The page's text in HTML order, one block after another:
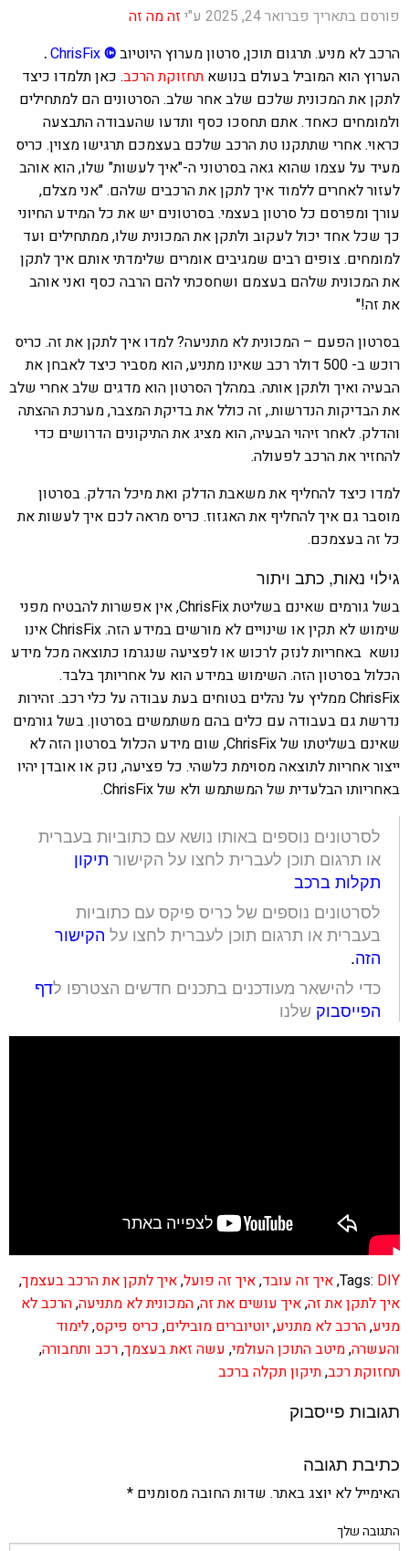
פורסם בתאריך פברואר 24, 2025 ע"י
זה מה זה
הרכב לא מניע. תרגום תוכן, סרטון מערוץ היוטיוב©
ChrisFix
.
הערוץ הוא המוביל בעולם בנושא תחזוקת הרכב. כאן תלמדו כיצד
לתקן את המכונית שלכם שלב אחר שלב. הסרטונים הם למתחילים
ולמומחים כאחד. אתם תחסכו כסף ותדעו שהעבודה התבצעה
כראוי. אחרי שתתקנו טת הרכב שלכם בעצמכם תרגישו מצוין. כריס
מעיד על עצמו שהוא גאה בסרטוני ה-"איך לעשות" שלו, הוא אוהב
לעזור לאחרים ללמוד איך לתקן את הרכבים שלהם. "אני מצלם,
עורך ומפרסם כל סרטון בעצמי. בסרטונים יש את כל המידע החיוני
כך שכל אחד יכול לעקוב ולתקן את המכונית שלו, ממתחילים ועד
למומחים. צופים רבים שמגיבים אומרים שלימדתי אותם איך לתקן
את המכונית שלהם בעצמם ושחסכתי להם הרבה כסף ואני אוהב
את זה!"
בסרטון הפעם – המכונית לא מתניעה? למדו איך לתקן את זה. כריס
רוכש ב- 500 דולר רכב שאינו מתניע, הוא מסביר כיצד לאבחן את
הבעיה ואיך ולתקן אותה. במהלך הסרטון הוא מדגים שלב אחרי שלב
את הבדיקות הנדרשות., זה כולל את בדיקת המצבר, מערכת ההצתה
והדלק. לאחר זיהוי הבעיה, הוא מציג את התיקונים הדרושים כדי
להחזיר את הרכב לפעולה.
למדו כיצד להחליף את משאבת הדלק ואת מיכל הדלק. בסרטון
מוסבר גם איך להחליף את האגזוז. כריס מראה לכם איך לעשות את
כל זה בעצמכם.
גילוי נאות, כתב ויתור
בשל גורמים שאינם בשליטת ChrisFix, אין אפשרות להבטיח מפני
שימוש לא תקין או שינויים לא מורשים במידע הזה. ChrisFix אינו
נושא באחריות לנזק לרכוש או לפציעה שנגרמו כתוצאה מכל מידע
הכלול בסרטון הזה. השימוש במידע הוא על אחריותך בלבד.
ChrisFix ממליץ על נהלים בטוחים בעת עבודה על כלי רכב. זהירות
נדרשת גם בעבודה עם כלים בהם משתמשים בסרטון. בשל גורמים
שאינם בשליטתו של ChrisFix, שום מידע הכלול בסרטון הזה לא
ייצור אחריות לתוצאה מסוימת כלשהי. כל פציעה, נזק או אובדן יהיו
באחריותו הבלעדית של המשתמש ולא של ChrisFix.
לסרטונים נוספים באותו נושא עם כתוביות בעברית
או תרגום תוכן לעברית לחצו על הקישור תיקון
תקלות ברכב
לסרטונים נוספים של כריס פיקס עם כתוביות
בעברית או תרגום תוכן לעברית לחצו על הקישור
הזה.
כדי להישאר מעודכנים בתכנים חדשים הצטרפו לדף
הפייסבוק שלנו
Tags: DIY
,איך זה עובד,איך זה פועל,איך לתקן את הרכב בעצמך,
איך לתקן את זה,איך עושים את זה,המכונית לא מתניעה,הרכב לא
מניע,הרכב לא מתניע,יוטיוברים מובילים, כריס פיקס,לימוד
והעשרה,מיטב התוכן העולמי, עשה זאת בעצמך,רכב ותחבורה,
תחזוקת רכב,תיקון תקלה ברכב
תגובות פייסבוק
כתיבת תגובה
האימייל לא יוצג באתר. שדות החובה מסומנים *
התגובה שלך